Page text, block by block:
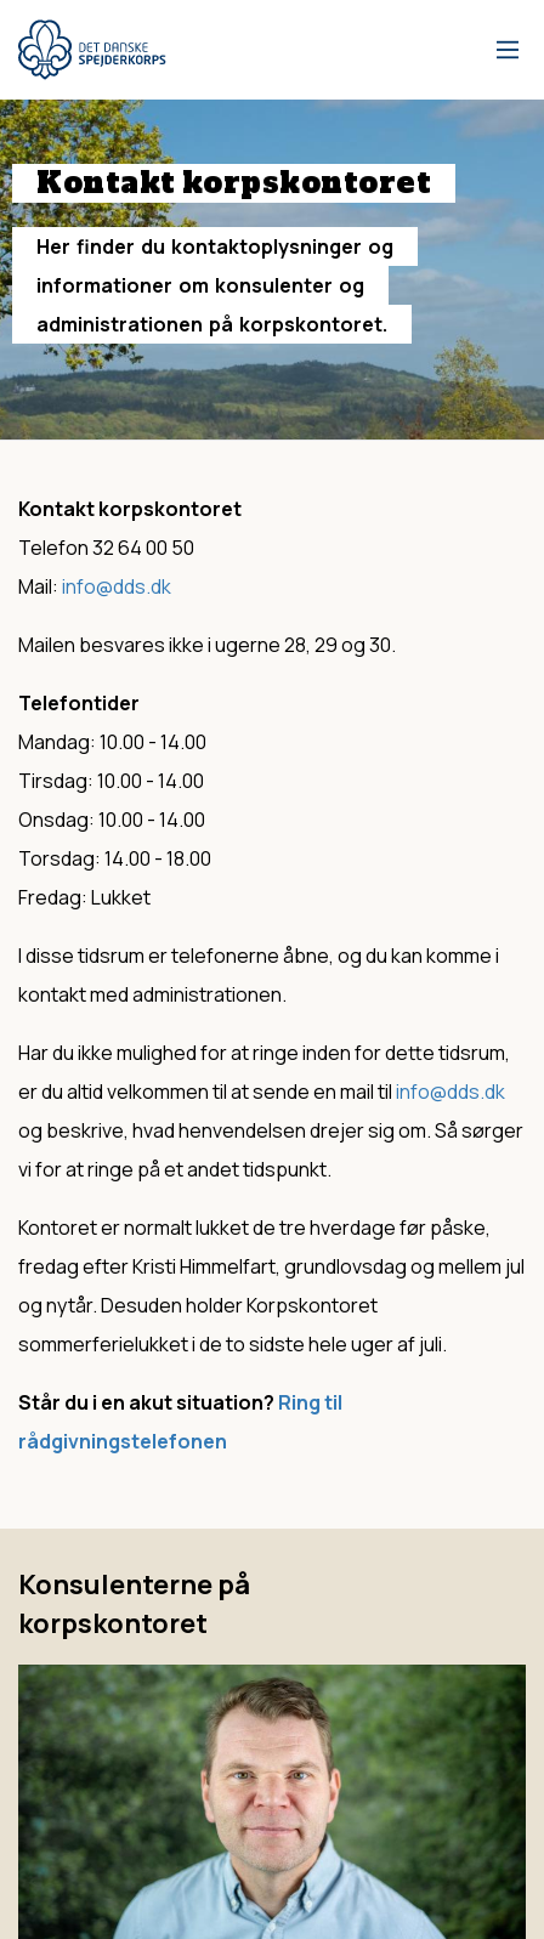
hovedindhold
Kontakt korpskontoret
Her finder du kontaktoplysninger og
informationer om konsulenter og
administrationen på korpskontoret.
Kontakt korpskontoret
Telefon 32 64 00 50
Mail: info@dds.dk
Mailen besvares ikke i ugerne 28, 29 og 30.
Telefontider
Mandag: 10.00 - 14.00
Tirsdag: 10.00 - 14.00
Onsdag: 10.00 - 14.00
Torsdag: 14.00 - 18.00
Fredag: Lukket
I disse tidsrum er telefonerne åbne, og du kan komme i
kontakt med administrationen.
Har du ikke mulighed for at ringe inden for dette tidsrum,
er du altid velkommen til at sende en mail tilinfo@dds.dk
og beskrive, hvad henvendelsen drejer sig om. Så sørger
vi for at ringe på et andet tidspunkt.
Kontoret er normalt lukket de tre hverdage før påske,
fredag efter Kristi Himmelfart, grundlovsdag og mellem jul
og nytår. Desuden holder Korpskontoret
sommerferielukket i de to sidste hele uger af juli.
Står du i en akut situation? Ring til
rådgivningstelefonen
Konsulenterne på
korpskontoret